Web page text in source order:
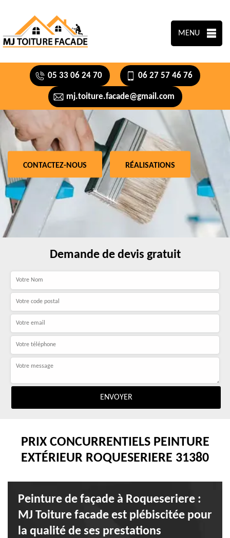
MENU
05 33 06 24 70 06 27 57 46 76
mj.toiture.facade@gmail.com
CONTACTEZ-NOUS RÉALISATIONS
Demande de devis gratuit
PRIX CONCURRENTIELS PEINTURE
EXTÉRIEUR ROQUESERIERE 31380
Peinture de façade à Roqueseriere :
MJ Toiture facade est plébiscitée pour
la qualité de ses prestations